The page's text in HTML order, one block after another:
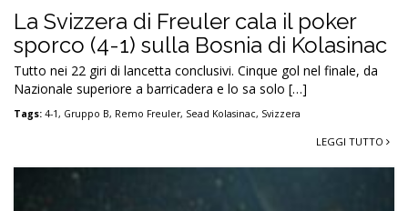
La Svizzera di Freuler cala il poker
sporco (4-1) sulla Bosnia di Kolasinac
Tutto nei 22 giri di lancetta conclusivi. Cinque gol nel finale, da
Nazionale superiore a barricadera e lo sa solo […]
Tags: 4-1, Gruppo B, Remo Freuler, Sead Kolasinac, Svizzera
LEGGI TUTTO